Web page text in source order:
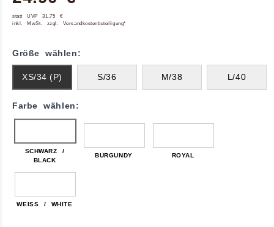
statt UVP 31,75 €
inkl. MwSt. zzgl. Versandkostenbeteiligung*
Größe wählen:
XS/34 (P) S/36 M/38 L/40
Farbe wählen:
SCHWARZ /
BLACK
BURGUNDY ROYAL
WEISS / WHITE